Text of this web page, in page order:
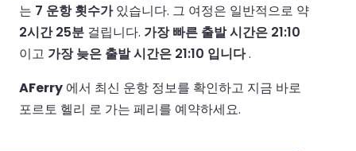
는 7 운항 횟수가있습니다. 그 여정은 일반적으로 약
2시간 25분 걸립니다. 가장 빠른 출발 시간은 21:10
이고 가장 늦은 출발 시간은 21:10 입니다.
AFerry 에서 최신 운항 정보를 확인하고 지금 바로
포르토 헬리 로 가는 페리를 예약하세요.